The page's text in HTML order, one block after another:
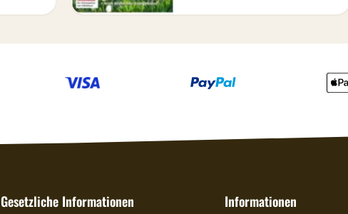
Gesetzliche Informationen Informationen